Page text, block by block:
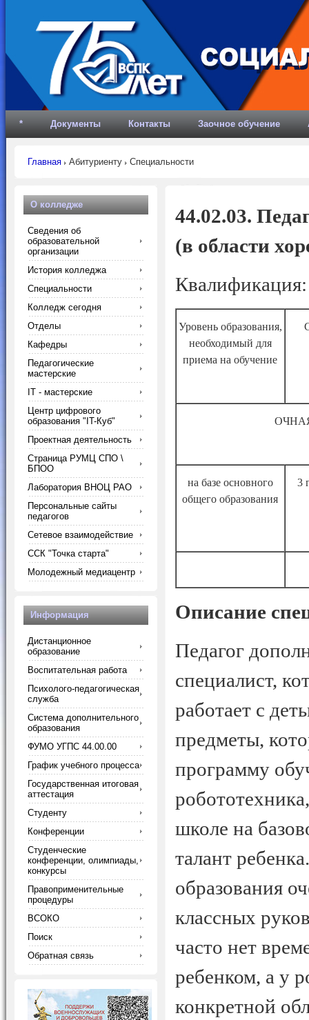
* Документы Контакты Заочное обучение
Главная Абитуриенту Специальности
44.02.03.
(в области
Квалификация:
Уровень образования,
необходимый для
приема на обучение
на базе основного
общего образования
3
Описание
Педагог
специалист,
работает с
предметы,
программу
школе на
талант
образования
классных
часто нет
ребенком, а у
конкретной
О колледже
Сведения об
образовательной
организации
История колледжа
Специальности
Колледж сегодня
Отделы
Кафедры
Педагогические
мастерские
IT - мастерские
Центр цифрового
образования "IT-Куб"
Проектная деятельность
Страница РУМЦ СПО \
БПОО
Лаборатория ВНОЦ РАО
Персональные сайты
педагогов
Сетевое взаимодействие
ССК "Точка старта"
Молодежный медиацентр
Информация
Дистанционное
образование
Воспитательная работа
Психолого-педагогическая
служба
Система дополнительного
образования
ФУМО УГПС 44.00.00
График учебного процесса
Государственная итоговая
аттестация
Студенту
Конференции
Студенческие
конференции, олимпиады,
конкурсы
Правоприменительные
процедуры
ВСОКО
Поиск
Обратная связь